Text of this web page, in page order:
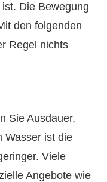
Die Bewegung
den folgenden
Regel nichts
Sie Ausdauer,
Wasser ist die
Viele
Angebote wie